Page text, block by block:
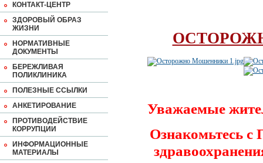
КОНТАКТ-ЦЕНТР
ЗДОРОВЫЙ ОБРАЗ
ЖИЗНИ
НОРМАТИВНЫЕ
ДОКУМЕНТЫ
БЕРЕЖЛИВАЯ
ПОЛИКЛИНИКА
ПОЛЕЗНЫЕ ССЫЛКИ
АНКЕТИРОВАНИЕ
ПРОТИВОДЕЙСТВИЕ
КОРРУПЦИИ
ИНФОРМАЦИОННЫЕ
МАТЕРИАЛЫ
Уважаемые
Ознакомьтесь